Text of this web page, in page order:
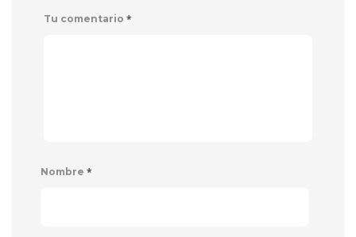
Tu comentario *
Nombre *